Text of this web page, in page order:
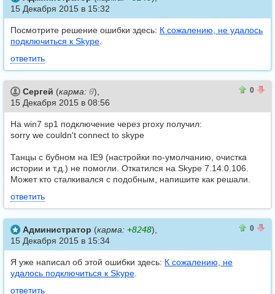
15 Декабря 2015 в 15:32
Посмотрите решение ошибки здесь: К сожалению, не удалось
подключиться к Skype.
ответить
0
Сергей (карма: 0),
15 Декабря 2015 в 08:56
На win7 sp1 подключение через proxy получил:
sorry we couldn't connect to skype
Танцы с бубном на IE9 (настройки по-умолчанию, очистка
истории и т.д.) не помогли. Откатился на Skype 7.14.0.106.
Может кто сталкивался с подобным, напишите как решали.
ответить
0
Администратор (карма: +8248),
15 Декабря 2015 в 15:34
Я уже написал об этой ошибки здесь: К сожалению, не
удалось подключиться к Skype.
ответить